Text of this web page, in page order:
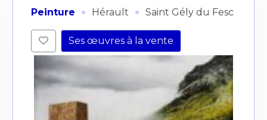
Peinture · Hérault · Saint Gély du Fesc
Ses œuvres à la vente